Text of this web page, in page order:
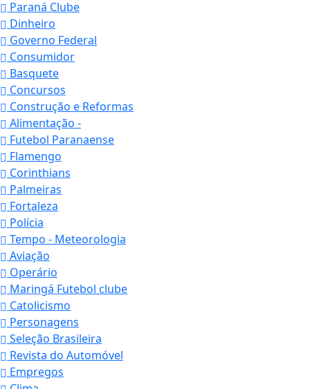
Paraná Clube
Dinheiro
Governo Federal
Consumidor
Basquete
Concursos
Construção e Reformas
Alimentação -
Futebol Paranaense
Flamengo
Corinthians
Palmeiras
Fortaleza
Polícia
Tempo - Meteorologia
Aviação
Operário
Maringá Futebol clube
Catolicismo
Personagens
Seleção Brasileira
Revista do Automóvel
Empregos